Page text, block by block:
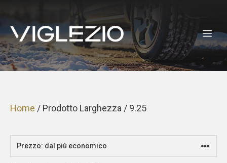
contenuto
Home / Prodotto Larghezza / 9.25